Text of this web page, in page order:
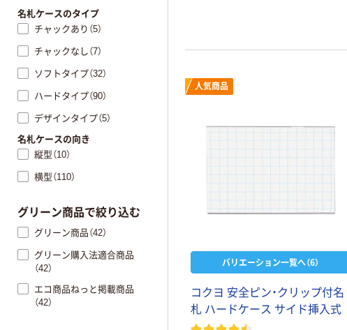
人気商品
バリエーション一覧へ（6）
コクヨ 安全ピン・クリップ付名
札 ハードケース サイド挿入式
名札ケースのタイプ
チャックあり（5）
チャックなし（7）
ソフトタイプ（32）
ハードタイプ（90）
デザインタイプ（5）
名札ケースの向き
縦型（10）
横型（110）
グリーン商品で絞り込む
グリーン商品（42）
グリーン購入法適合商品
（42）
エコ商品ねっと掲載商品
（42）